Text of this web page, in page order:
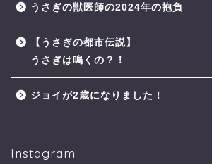
うさぎの獣医師の2024年の抱負
【うさぎの都市伝説】
うさぎは鳴くの？！
ジョイが2歳になりました！
Instagram